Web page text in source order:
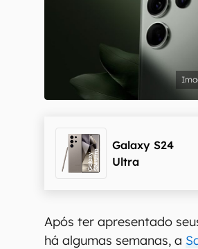
Galaxy S24
Ultra
Após ter apresentado
há algumas semanas, a